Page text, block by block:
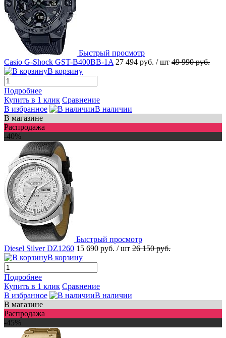
Быстрый просмотр
Casio G-Shock GST-B400BB-1A 27 494 руб. / шт 49 990 руб.
В корзину
Подробнее
Купить в 1 клик Сравнение
В избранное
В наличии
В магазине
Распродажа
-40%
Быстрый просмотр
Diesel Silver DZ1260 15 690 руб. / шт 26 150 руб.
В корзину
Подробнее
Купить в 1 клик Сравнение
В избранное
В наличии
В магазине
Распродажа
-45%